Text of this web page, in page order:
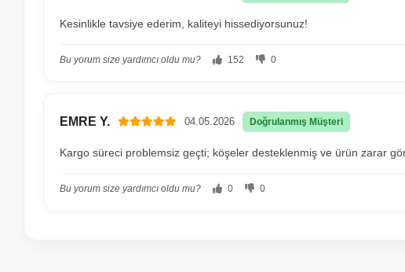
Kesinlikle tavsiye ederim, kaliteyi hissediyorsunuz!
Bu yorum size yardımcı oldu mu? 152 0
EMRE Y. 04.05.2026 Doğrulanmış Müşteri
Kargo süreci problemsiz geçti; köşeler desteklenmiş ve ürün zarar
Bu yorum size yardımcı oldu mu? 0 0